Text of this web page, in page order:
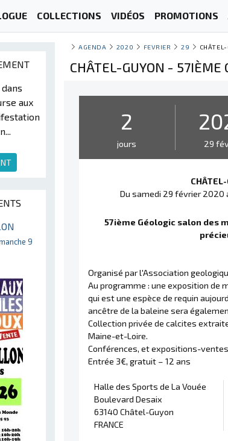
COLLECTIONS VIDÉOS PROMOTIONS
aux
9
AGENDA 2020 FEVRIER 29
CHÂTEL-GUYON - 57IÈME
2
jours 29
Du samedi 29 février 2020
57ième Géologic salon des
Organisé par l'Association
Au programme : une exposition de
qui est une espèce de requin
ancêtre de la baleine sera
Collection privée de calcites
Maine-et-Loire.
Conférences, et expositions-
Entrée 3€, gratuit – 12 ans
Halle des Sports de La Vouée
Boulevard Desaix
63140 Châtel-Guyon
FRANCE